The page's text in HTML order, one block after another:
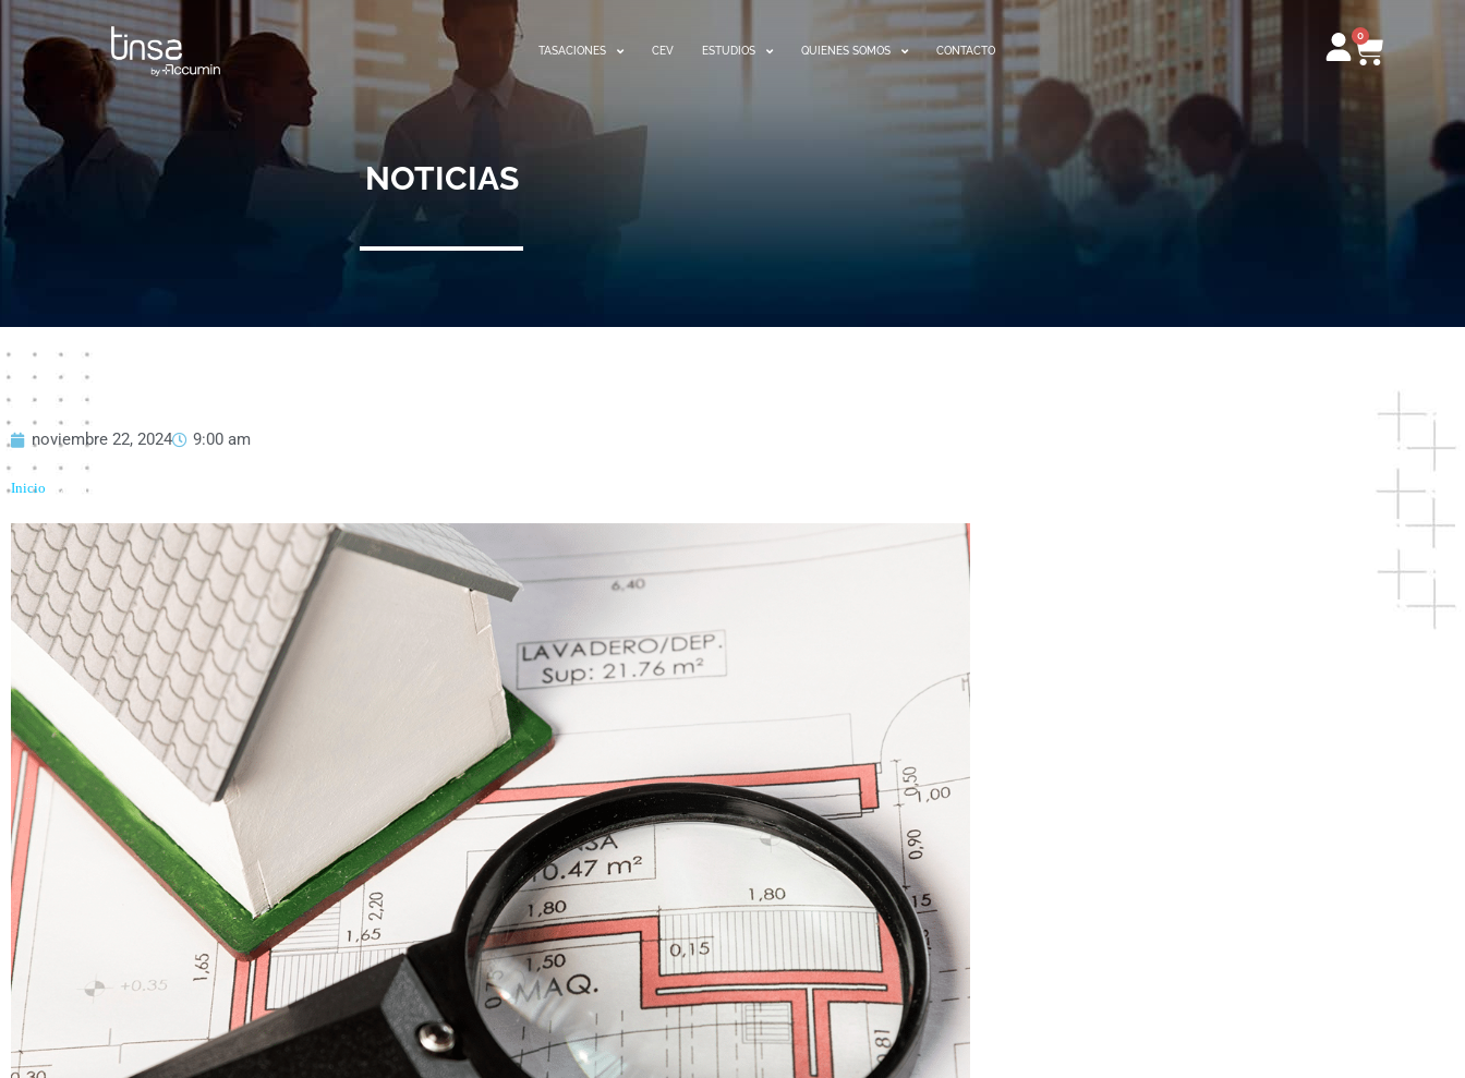
al
contenido
TASACIONES CEV ESTUDIOS QUIENES SOMOS CONTACTO
0
Carrito
NOTICIAS
noviembre 22, 2024 9:00 am
Inicio »¿Cómo se hace la tasación de una vivienda? Guía completa